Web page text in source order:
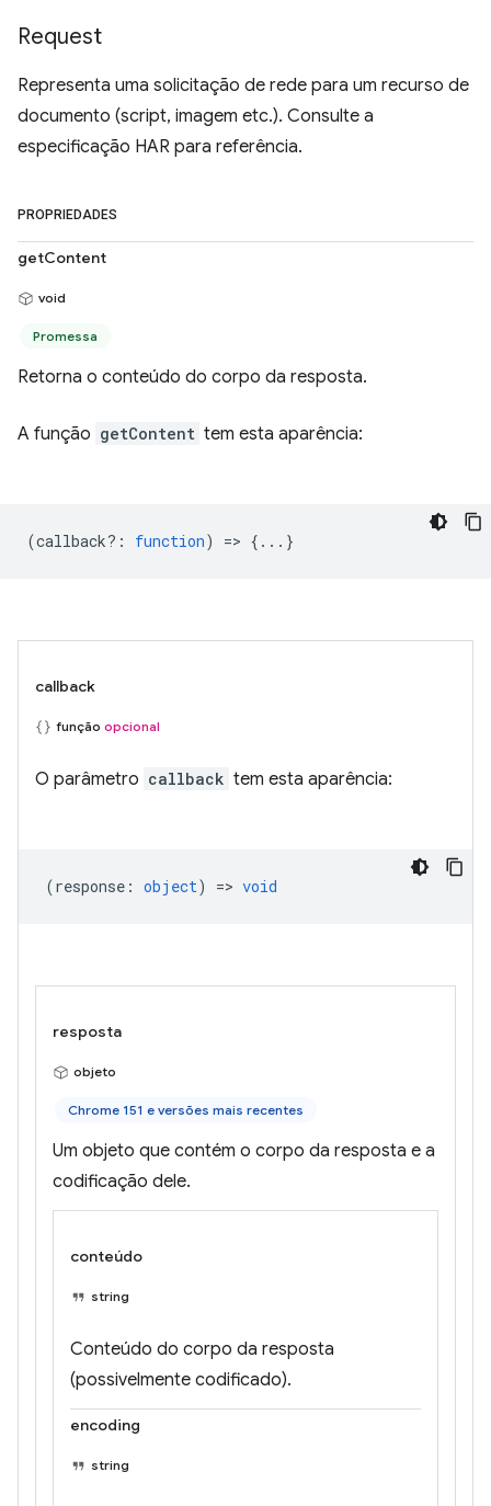
Request
Representa uma solicitação de rede para um recurso de
documento (script, imagem etc.). Consulte a
especificação HAR para referência.
PROPRIEDADES
getContent
void
Promessa
Retorna o conteúdo do corpo da resposta.
A função getContent tem esta aparência:
(callback? : function) => {...}
callback
função opcional
O parâmetro callback tem esta aparência:
(response : object) => void
resposta
objeto
Chrome 151 e versões mais recentes
Um objeto que contém o corpo da resposta e a
codificação dele.
conteúdo
string
Conteúdo do corpo da resposta
(possivelmente codificado).
encoding
string